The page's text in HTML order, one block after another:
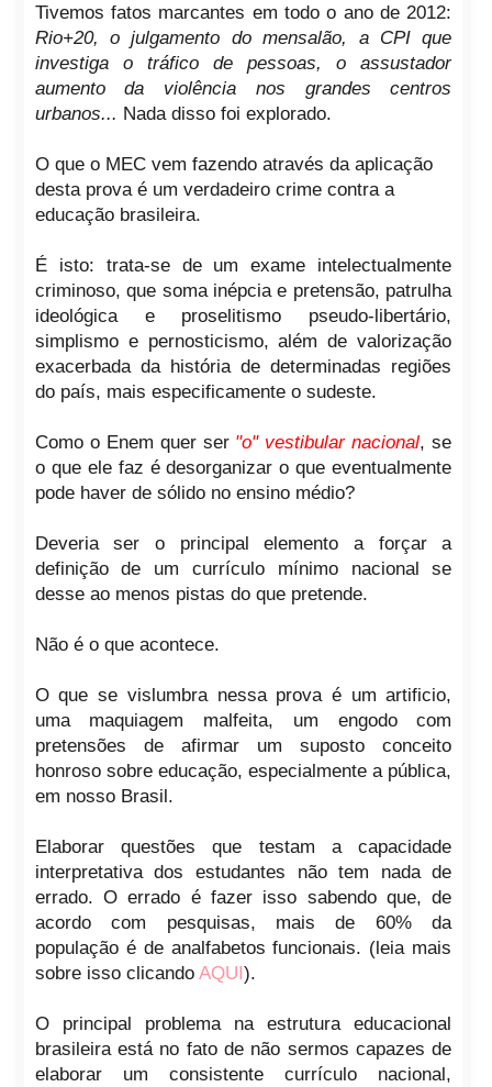
Tivemos fatos marcantes em todo o ano de 2012:
Rio+20, o julgamento do mensalão, a CPI que
investiga o tráfico de pessoas, o assustador
aumento da violência nos grandes centros
urbanos... Nada disso foi explorado.
O que o MEC vem fazendo através da aplicação
desta prova é um verdadeiro crime contra a
educação brasileira.
É isto: trata-se de um exame intelectualmente
criminoso, que soma inépcia e pretensão, patrulha
ideológica e proselitismo pseudo-libertário,
simplismo e pernosticismo, além de valorização
exacerbada da história de determinadas regiões
do país, mais especificamente o sudeste.
Como o Enem quer ser "o" vestibular nacional, se
o que ele faz é desorganizar o que eventualmente
pode haver de sólido no ensino médio?
Deveria ser o principal elemento a forçar a
definição de um currículo mínimo nacional se
desse ao menos pistas do que pretende.
Não é o que acontece.
O que se vislumbra nessa prova é um artificio,
uma maquiagem malfeita, um engodo com
pretensões de afirmar um suposto conceito
honroso sobre educação, especialmente a pública,
em nosso Brasil.
Elaborar questões que testam a capacidade
interpretativa dos estudantes não tem nada de
errado. O errado é fazer isso sabendo que, de
acordo com pesquisas, mais de 60% da
população é de analfabetos funcionais. (leia mais
sobre isso clicando AQUI).
O principal problema na estrutura educacional
brasileira está no fato de não sermos capazes de
elaborar um consistente currículo nacional,